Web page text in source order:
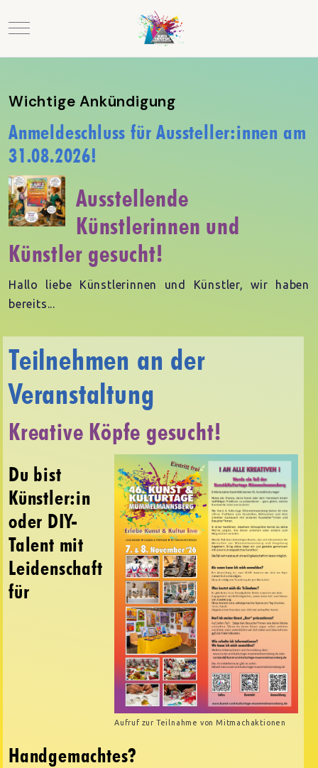
Mobile Menu Toggle
Wichtige Ankündigung
Anmeldeschluss für Aussteller:innen am
31.08.2026!
Ausstellende
Künstlerinnen und
Künstler gesucht!
Hallo liebe Künstlerinnen und Künstler, wir haben
bereits...
Teilnehmen an der
Veranstaltung
Kreative Köpfe gesucht!
Aufruf zur Teilnahme von Mitmachaktionen
Du bist
Künstler:in
oder DIY-
Talent mit
Leidenschaft
für
Handgemachtes?